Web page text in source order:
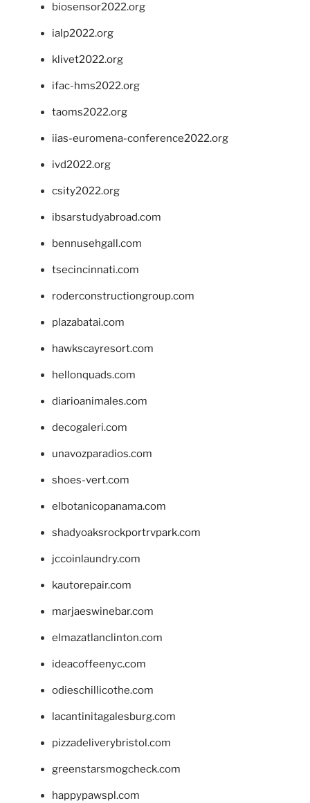
biosensor2022.org
ialp2022.org
klivet2022.org
ifac-hms2022.org
taoms2022.org
iias-euromena-conference2022.org
ivd2022.org
csity2022.org
ibsarstudyabroad.com
bennusehgall.com
tsecincinnati.com
roderconstructiongroup.com
plazabatai.com
hawkscayresort.com
hellonquads.com
diarioanimales.com
decogaleri.com
unavozparadios.com
shoes-vert.com
elbotanicopanama.com
shadyoaksrockportrvpark.com
jccoinlaundry.com
kautorepair.com
marjaeswinebar.com
elmazatlanclinton.com
ideacoffeenyc.com
odieschillicothe.com
lacantinitagalesburg.com
pizzadeliverybristol.com
greenstarsmogcheck.com
happypawspl.com